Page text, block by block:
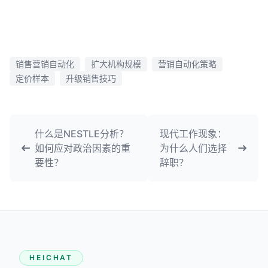
销售营销自动化 扩大机构规模
营销自动化策略
定价样本
升级销售技巧
什么是NESTLE分析？
如何应对政治因素的重
要性？
现代工作现象：
为什么人们选择
辞职？
HEICHAT